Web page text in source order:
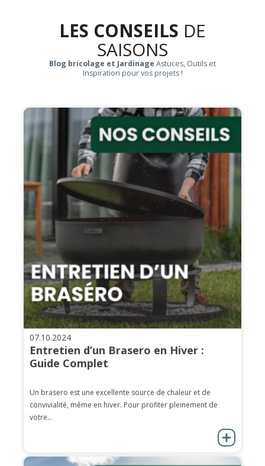
LES CONSEILS DE
SAISONS
Blog bricolage et Jardinage Astuces, Outils et
Inspiration pour vos projets !
07.10.2024
Entretien d’un Brasero en Hiver :
Guide Complet
Un brasero est une excellente source de chaleur et de
convivialité, même en hiver. Pour profiter pleinement de
votre...